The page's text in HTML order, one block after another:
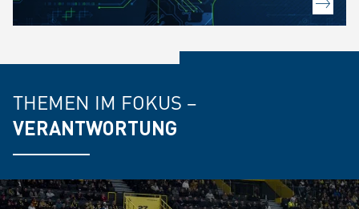
THEMEN IM FOKUS –
VERANTWORTUNG